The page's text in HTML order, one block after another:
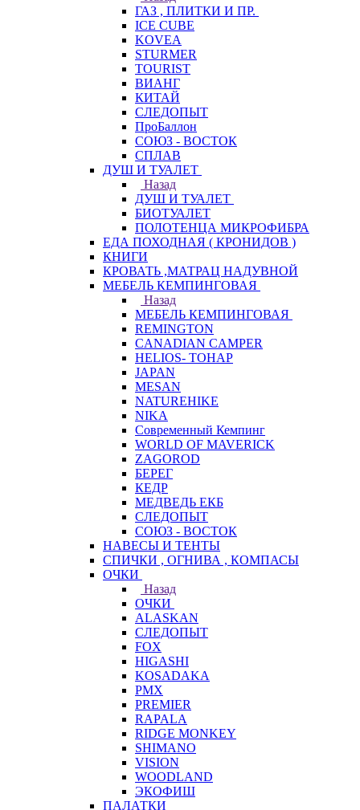
ГАЗ , ПЛИТКИ И ПР.
ICE CUBE
KOVEA
STURMER
TOURIST
ВИАНГ
КИТАЙ
СЛЕДОПЫТ
ПроБаллон
СОЮЗ - ВОСТОК
СПЛАВ
ДУШ И ТУАЛЕТ
Назад
ДУШ И ТУАЛЕТ
БИОТУАЛЕТ
ПОЛОТЕНЦА МИКРОФИБРА
ЕДА ПОХОДНАЯ ( КРОНИДОВ )
КНИГИ
КРОВАТЬ ,МАТРАЦ НАДУВНОЙ
МЕБЕЛЬ КЕМПИНГОВАЯ
Назад
МЕБЕЛЬ КЕМПИНГОВАЯ
REMINGTON
CANADIAN CAMPER
HELIOS- ТОНАР
JAPAN
MESAN
NATUREHIKE
NIKA
Современный Кемпинг
WORLD OF MAVERICK
ZAGOROD
БЕРЕГ
КЕДР
МЕДВЕДЬ ЕКБ
СЛЕДОПЫТ
СОЮЗ - ВОСТОК
НАВЕСЫ И ТЕНТЫ
СПИЧКИ , ОГНИВА , КОМПАСЫ
ОЧКИ
Назад
ОЧКИ
ALASKAN
СЛЕДОПЫТ
FOX
HIGASHI
KOSADAKA
PMX
PREMIER
RAPALA
RIDGE MONKEY
SHIMANO
VISION
WOODLAND
ЭКОФИШ
ПАЛАТКИ